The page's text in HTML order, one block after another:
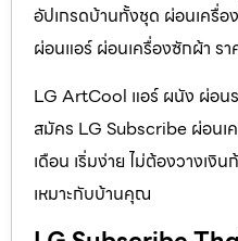
อัปเกรดบ้านทั้งชุด ผ่อนเครื่อ
ผ่อนแอร์ ผ่อนเครื่องซักผ้า ร
LG ArtCool แอร์ ผนัง ผ่อนร
สมัคร LG Subscribe ผ่อนเ
เดือน เริ่มง่าย ไม่ต้องวางเ
เหมาะกับบ้านคุณ